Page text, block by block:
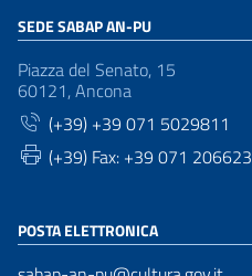
SEDE SABAP AN-PU
Piazza del Senato, 15
60121, Ancona
(+39) +39 071 5029811
(+39) Fax: +39 071 206623
POSTA ELETTRONICA